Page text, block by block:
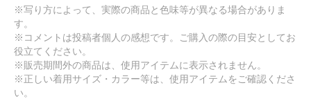
※写り方によって、実際の商品と色味等が異なる場合がありま
す。
※コメントは投稿者個人の感想です。ご購入の際の目安としてお
役立てください。
※販売期間外の商品は、使用アイテムに表示されません。
※正しい着用サイズ・カラー等は、使用アイテムをご確認くださ
い。